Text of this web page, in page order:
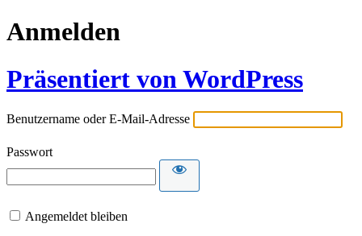
Anmelden
Präsentiert von WordPress
Benutzername oder E-Mail-Adresse
Passwort
Angemeldet bleiben